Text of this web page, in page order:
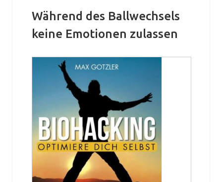
Während des Ballwechsels
keine Emotionen zulassen